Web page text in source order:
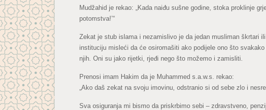
Mudžahid je rekao: „Kada naiđu sušne godine, stoka proklinje
potomstva!’“
Zekat je stub islama i nezamislivo je da jedan musliman škrtari
instituciju misleći da će osiromašiti ako podijele ono što
njih. Oni su jako rijetki, rjeđi nego što možemo i zamisliti.
Prenosi imam Hakim da je Muhammed s.a.w.s. rekao:
„Ako daš zekat na svoju imovinu, odstranio si od sebe zlo i
Sva osiguranja mi bismo da priskrbimo sebi – zdravstveno,